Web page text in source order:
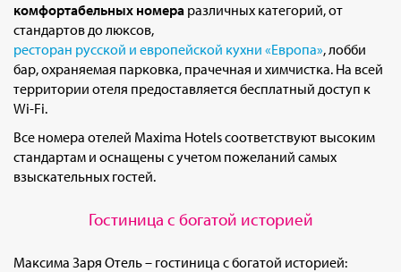
комфортабельных номера различных категорий, от
стандартов до люксов,
ресторан русской и европейской кухни «Европа», лобби
бар, охраняемая парковка, прачечная и химчистка. На всей
территории отеля предоставляется бесплатный доступ к
Wi-Fi.
Все номера отелей Maxima Hotels соответствуют высоким
стандартам и оснащены с учетом пожеланий самых
взыскательных гостей.
Гостиница с богатой историей
Максима Заря Отель – гостиница с богатой историей: